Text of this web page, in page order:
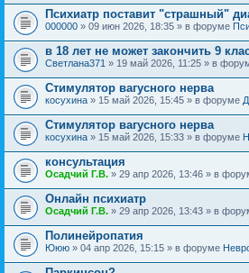
Психиатр поставит "страшный"
000000 » 09 июн 2026, 18:35 » в форуме
в 18 лет не может закончить 9
Светлана371 » 19 май 2026, 11:25 » в
Стимулятор вагусного нерва
косухина » 15 май 2026, 15:45 » в форуме
Стимулятор вагусного нерва
косухина » 15 май 2026, 15:33 » в форуме
консультация
Осадчий Г.В. » 29 апр 2026, 13:46 » в
Онлайн психиатр
Осадчий Г.В. » 29 апр 2026, 13:43 » в
Полинейропатия
Ююю » 04 апр 2026, 15:15 » в форуме